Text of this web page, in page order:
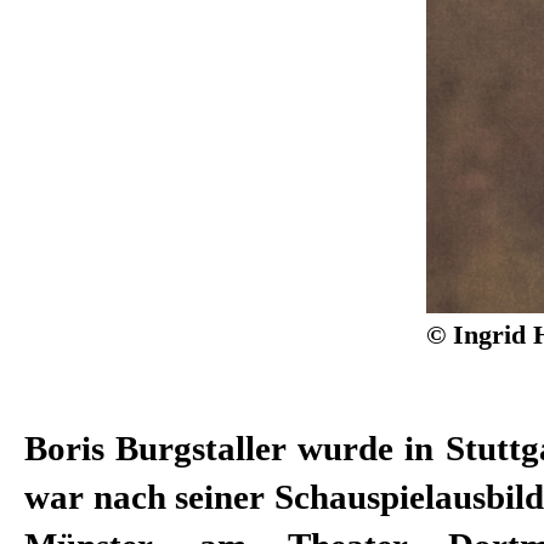
© Ingrid
Boris Burgstaller wurde in
war nach seiner
seine Theatertätigkeit
zahlreichen Fernsehproduktionen